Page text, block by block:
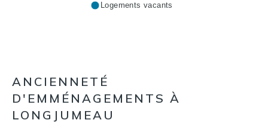
Logements vacants
ANCIENNETÉ
D'EMMÉNAGEMENTS À
LONGJUMEAU